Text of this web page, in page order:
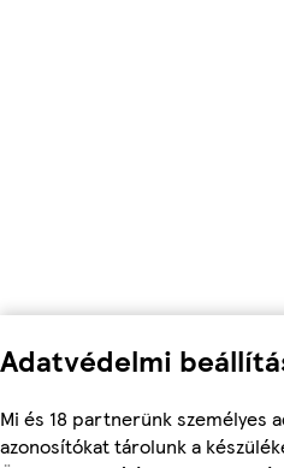
Adatvédelmi
Mi és 18 partnerünk személyes
azonosítókat tárolunk a